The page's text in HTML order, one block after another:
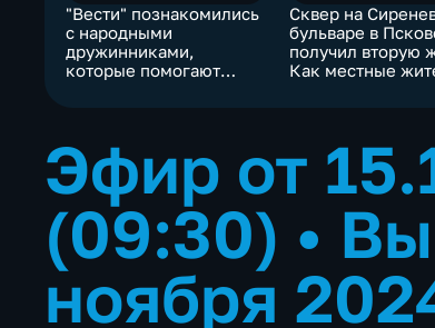
"Вести" познакомились
с народными
дружинниками,
которые помогают
Сквер на
бульваре в
получил вторую
Как местные
Эфир от
(09:30) •
ноября